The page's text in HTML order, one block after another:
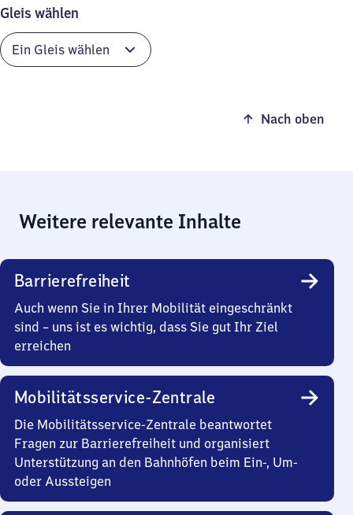
Gleis wählen
Nach oben
Weitere relevante Inhalte
Barrierefreiheit
Auch wenn Sie in Ihrer Mobilität eingeschränkt
sind – uns ist es wichtig, dass Sie gut Ihr Ziel
erreichen
Mobilitätsservice-Zentrale
Die Mobilitätsservice-Zentrale beantwortet
Fragen zur Barrierefreiheit und organisiert
Unterstützung an den Bahnhöfen beim Ein-, Um-
oder Aussteigen